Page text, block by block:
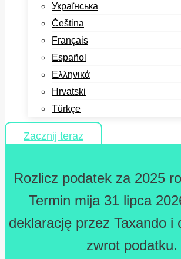
Українська
Čeština
Français
Español
Ελληνικά
Hrvatski
Türkçe
Zacznij teraz
Rozlicz podatek za 2025
Termin mija 31 lipca
deklarację przez Taxando i
zwrot podatku.